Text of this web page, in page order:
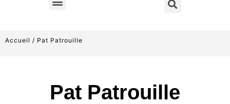
Accueil / Pat Patrouille
Pat Patrouille